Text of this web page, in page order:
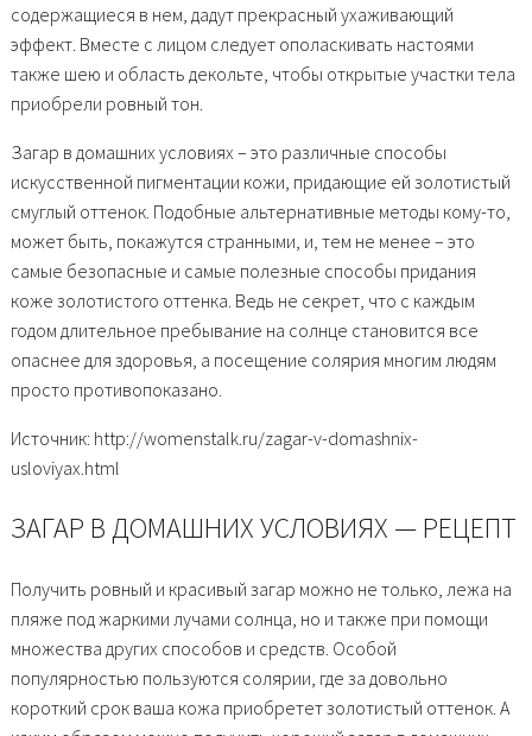
содержащиеся в нем, дадут прекрасный ухаживающий
эффект. Вместе с лицом следует ополаскивать настоями
также шею и область декольте, чтобы открытые участки тела
приобрели ровный тон.
Загар в домашних условиях – это различные способы
искусственной пигментации кожи, придающие ей золотистый
смуглый оттенок. Подобные альтернативные методы кому-то,
может быть, покажутся странными, и, тем не менее – это
самые безопасные и самые полезные способы придания
коже золотистого оттенка. Ведь не секрет, что с каждым
годом длительное пребывание на солнце становится все
опаснее для здоровья, а посещение солярия многим людям
просто противопоказано.
Источник: http://womenstalk.ru/zagar-v-domashnix-
usloviyax.html
ЗАГАР В ДОМАШНИХ УСЛОВИЯХ — РЕЦЕПТ
Получить ровный и красивый загар можно не только, лежа на
пляже под жаркими лучами солнца, но и также при помощи
множества других способов и средств. Особой
популярностью пользуются солярии, где за довольно
короткий срок ваша кожа приобретет золотистый оттенок. А